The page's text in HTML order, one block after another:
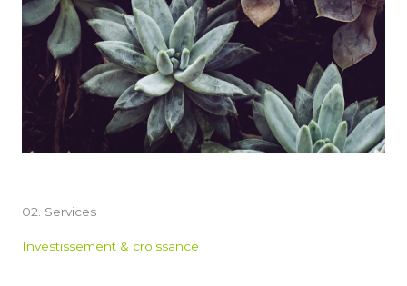
02. Services
Investissement & croissance